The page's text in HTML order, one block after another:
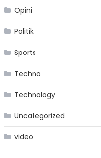
Opini
Politik
Sports
Techno
Technology
Uncategorized
video